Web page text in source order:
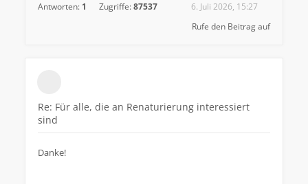
Antworten: 1 Zugriffe:87537
6. Juli 2026, 15:27
Rufe den Beitrag auf
Re: Für alle, die an Renaturierung interessiert
sind
Danke!